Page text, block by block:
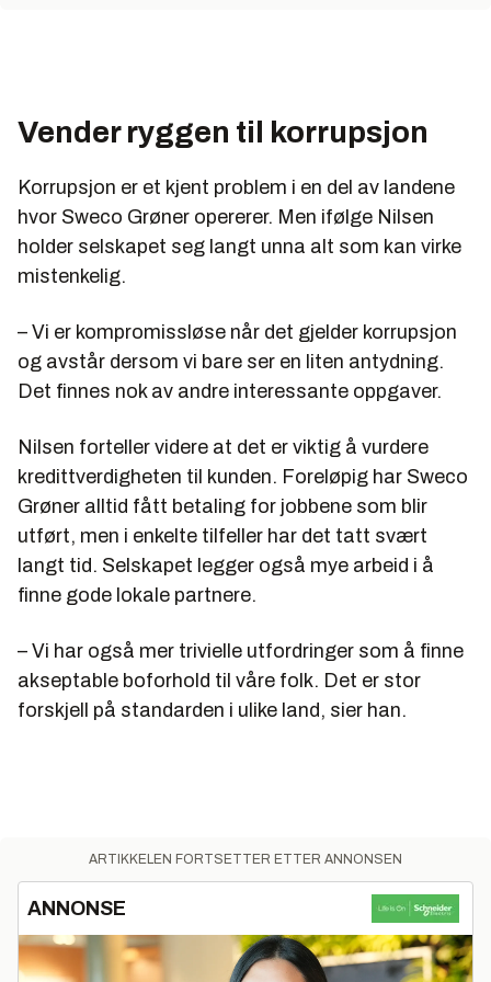
I
Vender ryggen til korrupsjon
Korrupsjon er et kjent problem i en del av landene
hvor Sweco Grøner opererer. Men ifølge Nilsen
holder selskapet seg langt unna alt som kan virke
mistenkelig.
– Vi er kompromissløse når det gjelder korrupsjon
og avstår dersom vi bare ser en liten antydning.
Det finnes nok av andre interessante oppgaver.
Nilsen forteller videre at det er viktig å vurdere
kredittverdigheten til kunden. Foreløpig har Sweco
Grøner alltid fått betaling for jobbene som blir
utført, men i enkelte tilfeller har det tatt svært
langt tid. Selskapet legger også mye arbeid i å
finne gode lokale partnere.
– Vi har også mer trivielle utfordringer som å finne
akseptable boforhold til våre folk. Det er stor
forskjell på standarden i ulike land, sier han.
ARTIKKELEN FORTSETTER ETTER ANNONSEN
ANNONSE